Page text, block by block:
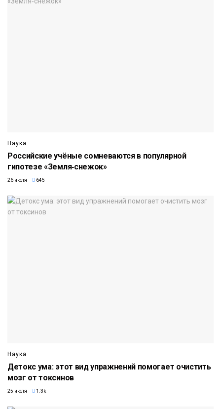
Наука
Российские учёные сомневаются в популярной
гипотезе «Земля‑снежок»
26 июля 645
Наука
Детокс ума: этот вид упражнений помогает очистить
мозг от токсинов
25 июля 1.3k